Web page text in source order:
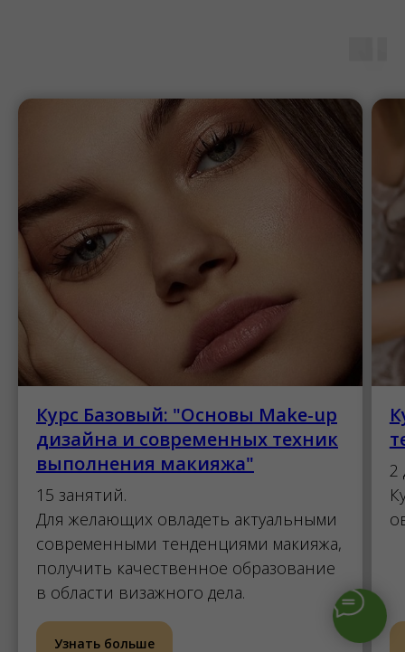
Курс Базовый: "Основы Make-up
дизайна и современных техник
выполнения макияжа"
15 занятий.
Для желающих овладеть актуальными
современными тенденциями макияжа,
получить качественное образование
в области визажного дела.
Узнать больше
2